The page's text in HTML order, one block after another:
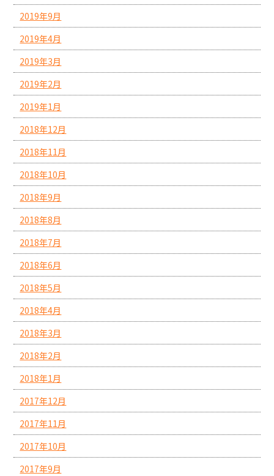
2019年9月
2019年4月
2019年3月
2019年2月
2019年1月
2018年12月
2018年11月
2018年10月
2018年9月
2018年8月
2018年7月
2018年6月
2018年5月
2018年4月
2018年3月
2018年2月
2018年1月
2017年12月
2017年11月
2017年10月
2017年9月